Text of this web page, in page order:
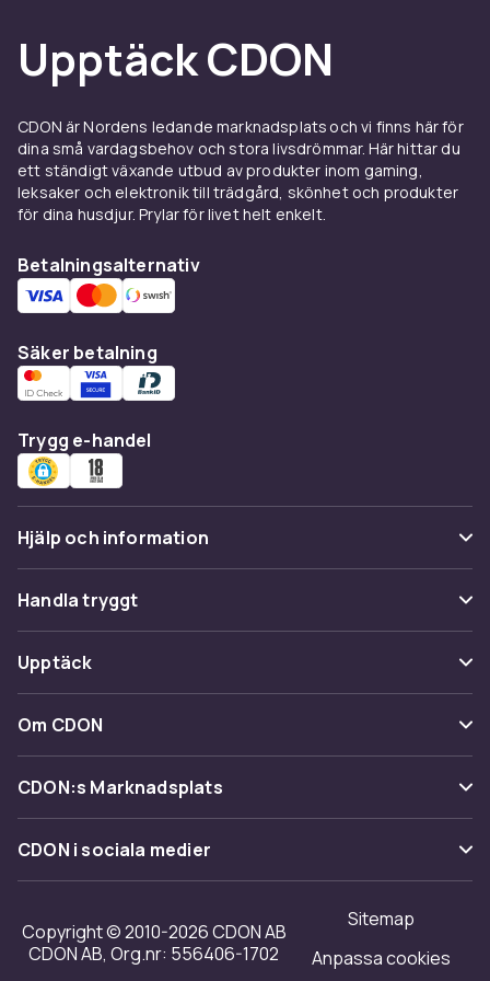
Vill du bredda sökandet ytterligare finns fler
bokkategorier under Filmatiserade böcker &
böcker av artister
skrivna av eller om artister och musiker. Letar
du efter titlar på engelska kan du också kika
blandFilmböcker & musikböcker på engelska
Upptäck CDON
CDON är Nordens ledande marknadsplats och vi finns här för
dina små vardagsbehov och stora livsdrömmar. Här hittar du
ett ständigt växande utbud av produkter inom gaming,
leksaker och elektronik till trädgård, skönhet och produkter
för dina husdjur. Prylar för livet helt enkelt.
Betalningsalternativ
Säker betalning
Trygg e-handel
Hjälp och information
Vanliga frågor
Spåra paket
Ångra & Returnera här
Kundservice
Handla tryggt
Betalning
Leverans
Återkallelser
Upptäck
Kategorier
Varumärken
Shopit.se
Om CDON
Om oss
Kundrecensioner
Tillgänglighet
CDON:s Marknadsplats
Sälj på CDON
Bli affiliate
Regler & kvalitet
Merchant Help Center
CDON i sociala medier
Copyright © 2010-2026 CDON AB
CDON AB, Org.nr: 556406-1702
Sitemap
Anpassa cookies